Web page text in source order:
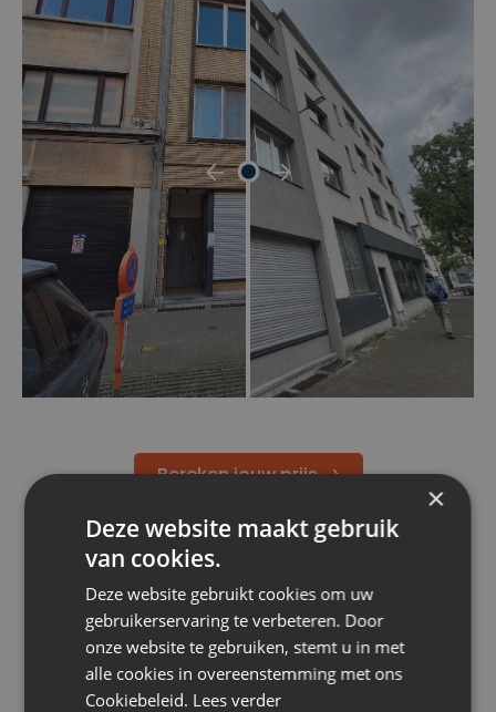
Bereken jouw prijs
ONZE PROJECTEN
×
Deze website maakt gebruik
van cookies.
Deze website gebruikt cookies om uw
gebruikerservaring te verbeteren. Door
onze website te gebruiken, stemt u in met
alle cookies in overeenstemming met ons
Cookiebeleid. Lees verder